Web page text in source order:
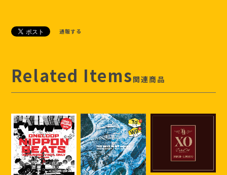
通報する
Related Items 関連商品